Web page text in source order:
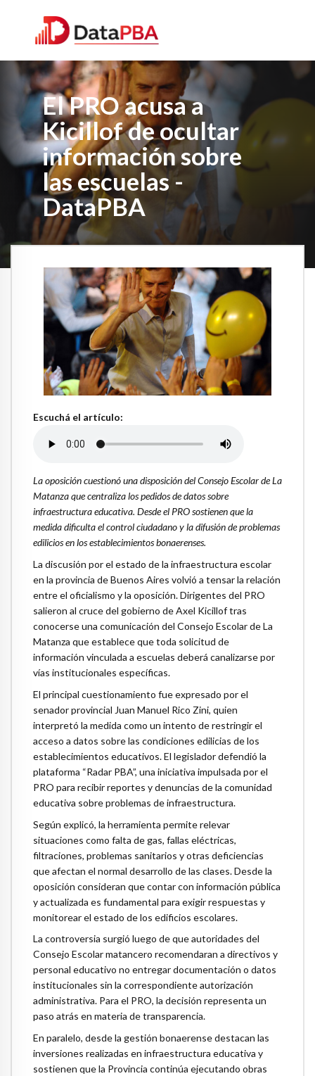
El PRO acusa a
Kicillof de ocultar
información sobre
las escuelas -
DataPBA
Escuchá el artículo:
La oposición cuestionó una disposición del Consejo Escolar de La
Matanza que centraliza los pedidos de datos sobre
infraestructura educativa. Desde el PRO sostienen que la
medida dificulta el control ciudadano y la difusión de problemas
edilicios en los establecimientos bonaerenses.
La discusión por el estado de la infraestructura escolar
en la provincia de Buenos Aires volvió a tensar la relación
entre el oficialismo y la oposición. Dirigentes del PRO
salieron al cruce del gobierno de Axel Kicillof tras
conocerse una comunicación del Consejo Escolar de La
Matanza que establece que toda solicitud de
información vinculada a escuelas deberá canalizarse por
vías institucionales específicas.
El principal cuestionamiento fue expresado por el
senador provincial Juan Manuel Rico Zini, quien
interpretó la medida como un intento de restringir el
acceso a datos sobre las condiciones edilicias de los
establecimientos educativos. El legislador defendió la
plataforma “Radar PBA”, una iniciativa impulsada por el
PRO para recibir reportes y denuncias de la comunidad
educativa sobre problemas de infraestructura.
Según explicó, la herramienta permite relevar
situaciones como falta de gas, fallas eléctricas,
filtraciones, problemas sanitarios y otras deficiencias
que afectan el normal desarrollo de las clases. Desde la
oposición consideran que contar con información pública
y actualizada es fundamental para exigir respuestas y
monitorear el estado de los edificios escolares.
La controversia surgió luego de que autoridades del
Consejo Escolar matancero recomendaran a directivos y
personal educativo no entregar documentación o datos
institucionales sin la correspondiente autorización
administrativa. Para el PRO, la decisión representa un
paso atrás en materia de transparencia.
En paralelo, desde la gestión bonaerense destacan las
inversiones realizadas en infraestructura educativa y
sostienen que la Provincia continúa ejecutando obras